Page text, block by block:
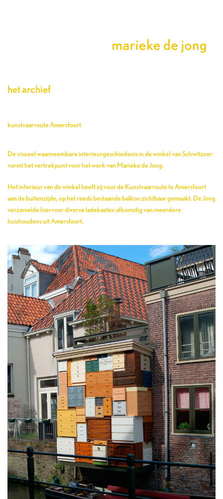
het archief
kunstvaarroute Amersfoort
De visueel waarneembare interieurgeschiedenis in de winkel van Schwitzner
vormt het vertrekpunt voor het werk van Marieke de Jong.
Het interieur van de winkel heeft zij voor de Kunstvaarroute te Amersfoort
aan de buitenzijde, op het reeds bestaande balkon zichtbaar gemaakt. De Jong
verzamelde hiervoor diverse ladekasten afkomstig van meerdere
huishoudens uit Amersfoort.